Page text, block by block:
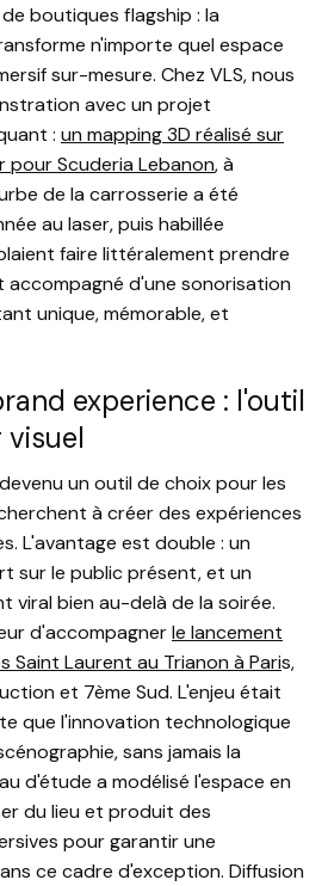
boutiques flagship : la
n'importe quel espace
sur-mesure. Chez VLS, nous
avec un projet
: un mapping 3D réalisé sur
pour Scuderia Lebanon, à
de la carrosserie a été
au laser, puis habillée
faire littéralement prendre
accompagné d'une sonorisation
unique, mémorable, et
experience : l'outil
un outil de choix pour les
à créer des expériences
L'avantage est double : un
sur le public présent, et un
viral bien au-delà de la soirée.
d'accompagnerle lancement
Saint Laurent au Trianon à Paris,
et 7ème Sud. L'enjeu était
que l'innovation technologique
sans jamais la
d'étude a modélisé l'espace en
du lieu et produit des
pour garantir une
ce cadre d'exception. Diffusion